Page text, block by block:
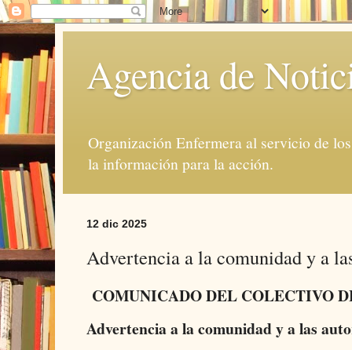
Agencia de
Organización Enfermera al servicio de
la información para la acción.
12 dic 2025
Advertencia a la comunidad y a
COMUNICADO DEL COLECTIVO
Advertencia a la comunidad y a las